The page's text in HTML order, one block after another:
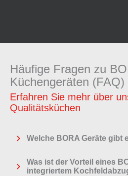
Häufige Fragen zu
Küchengeräten (FAQ)
Erfahren Sie mehr über
Qualitätsküchen
Welche BORA Geräte gibt
Was ist der Vorteil eines
integriertem